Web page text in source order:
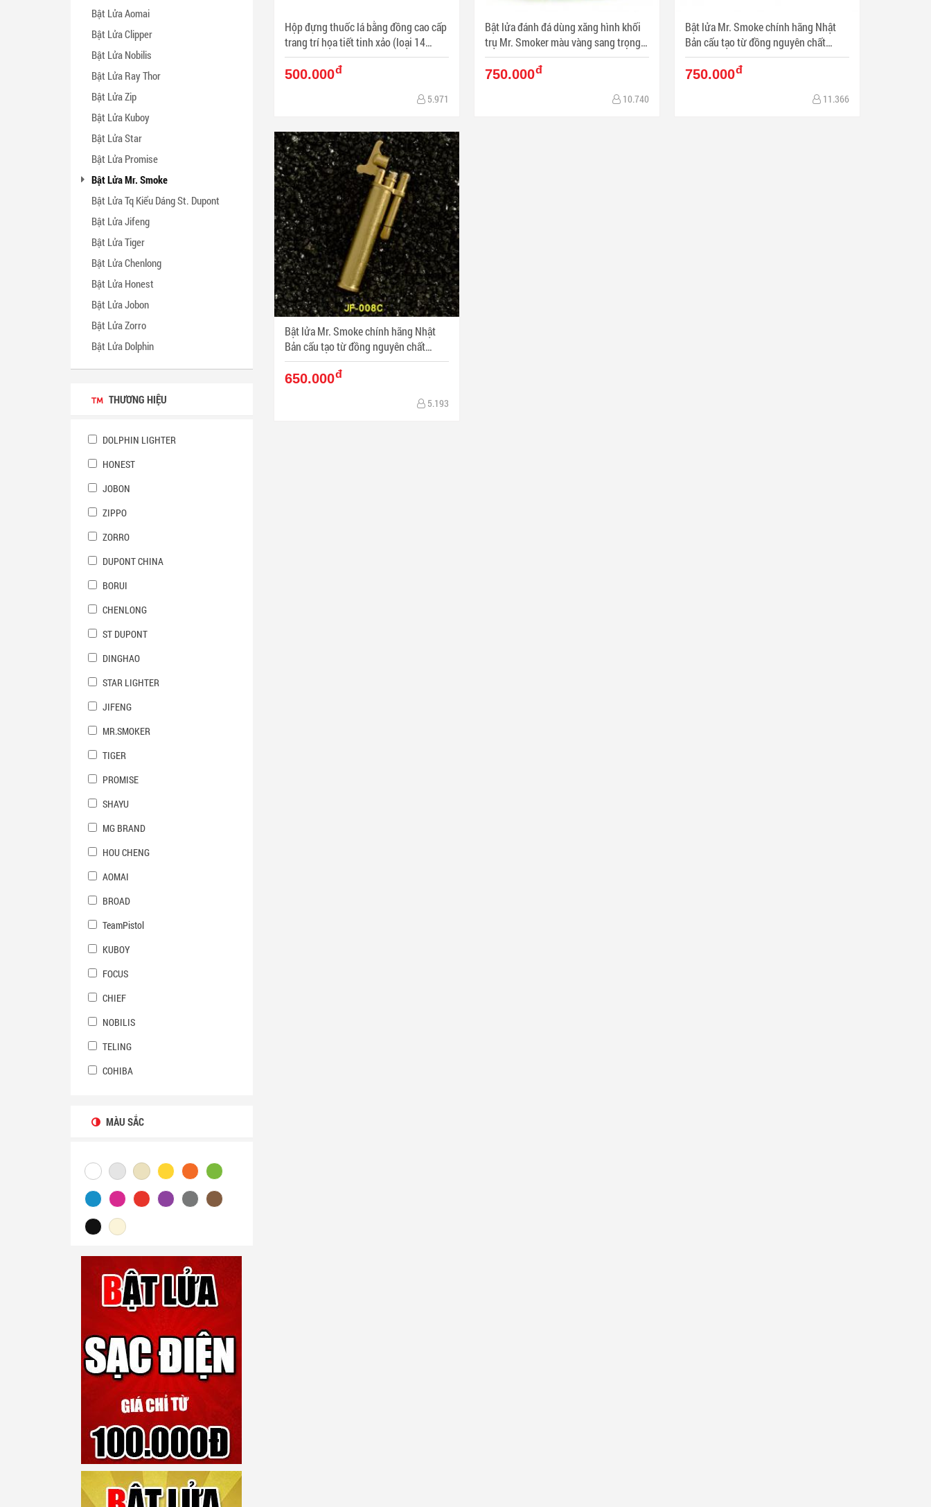
Hộp đựng thuốc lá bằng đồng cao cấp
trang trí họa tiết tinh xảo (loại 14
điếu) - Mã SP: BL01605
500.000đ
5.971
Bật lửa đánh đá dùng xăng hình khối
trụ Mr. Smoker màu vàng sang trọng -
Mã SP: BL01524
750.000đ
10.740
Bật lửa Mr. Smoke chính hãng Nhật
Bản cấu tạo từ đồng nguyên chất
Bihumanbu JP011 - Mã SP: BL00580
750.000đ
11.366
Bật lửa Mr. Smoke chính hãng Nhật
Bản cấu tạo từ đồng nguyên chất
Penguin JF008C - Mã SP: BL00569
650.000đ
5.193
Bật Lửa Aomai
Bật Lửa Clipper
Bật Lửa Nobilis
Bật Lửa Ray Thor
Bật Lửa Zip
Bật Lửa Kuboy
Bật Lửa Star
Bật Lửa Promise
Bật Lửa Mr. Smoke
Bật Lửa Tq Kiểu Dáng St. Dupont
Bật Lửa Jifeng
Bật Lửa Tiger
Bật Lửa Chenlong
Bật Lửa Honest
Bật Lửa Jobon
Bật Lửa Zorro
Bật Lửa Dolphin
THƯƠNG HIỆU
DOLPHIN LIGHTER
HONEST
JOBON
ZIPPO
ZORRO
DUPONT CHINA
BORUI
CHENLONG
ST DUPONT
DINGHAO
STAR LIGHTER
JIFENG
MR.SMOKER
TIGER
PROMISE
SHAYU
MG BRAND
HOU CHENG
AOMAI
BROAD
TeamPistol
KUBOY
FOCUS
CHIEF
NOBILIS
TELING
COHIBA
MÀU SẮC